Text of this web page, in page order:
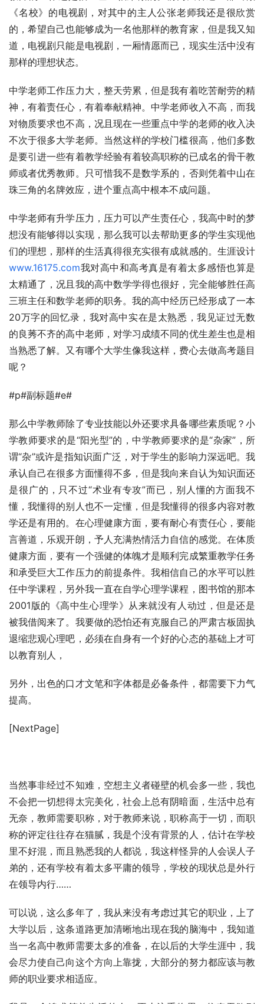
《名校》的电视剧，对其中的主人公张老师我还是很欣赏
的，希望自己也能够成为一名他那样的教育家，但是我又知
道，电视剧只能是电视剧，一厢情愿而已，现实生活中没有
那样的理想状态。
中学老师工作压力大，整天劳累，但是我有着吃苦耐劳的精
神，有着责任心，有着奉献精神。中学老师收入不高，而我
对物质要求也不高，况且现在一些重点中学的老师的收入决
不次于很多大学老师。当然这样的学校门槛很高，他们多数
是要引进一些有着教学经验有着较高职称的已成名的骨干教
师或者优秀教师。只可惜我不是数学系的，否则凭着中山在
珠三角的名牌效应，进个重点高中根本不成问题。
中学老师有升学压力，压力可以产生责任心，我高中时的梦
想没有能够得以实现，那么我可以去帮助更多的学生实现他
们的理想，那样的生活真得很充实很有成就感的。生涯设计
www.16175.com我对高中和高考真是有着太多感悟也算是
太精通了，况且我的高中数学学得也很好，完全能够胜任高
三班主任和数学老师的职务。我的高中经历已经形成了一本
20万字的回忆录，我对高中实在是太熟悉，我见证过无数
的良莠不齐的高中老师，对学习成绩不同的优生差生也是相
当熟悉了解。又有哪个大学生像我这样，费心去做高考题目
呢？
#p#副标题#e#
那么中学教师除了专业技能以外还要求具备哪些素质呢？小
学教师要求的是“阳光型”的，中学教师要求的是“杂家”，所
谓“杂”或许是指知识面广泛，对于学生的影响力深远吧。我
承认自己在很多方面懂得不多，但是我向来自认为知识面还
是很广的，只不过“术业有专攻”而已，别人懂的方面我不
懂，我懂得的别人也不一定懂，但是我懂得的很多内容对教
学还是有用的。在心理健康方面，要有耐心有责任心，要能
言善道，乐观开朗，予人充满热情活力自信的感觉。在体质
健康方面，要有一个强健的体魄才是顺利完成繁重教学任务
和承受巨大工作压力的前提条件。我相信自己的水平可以胜
任中学课程，另外我一直在自学心理学课程，图书馆的那本
2001版的《高中生心理学》从来就没有人动过，但是还是
被我借阅来了。我要做的恐怕还有克服自己的严肃古板固执
退缩悲观心理吧，必须在自身有一个好的心态的基础上才可
以教育别人，
另外，出色的口才文笔和字体都是必备条件，都需要下力气
提高。
[NextPage]
当然事非经过不知难，空想主义者碰壁的机会多一些，我也
不会把一切想得太完美化，社会上总有阴暗面，生活中总有
无奈，教师需要职称，对于教师来说，职称高于一切，而职
称的评定往往存在猫腻，我是个没有背景的人，估计在学校
里不好混，而且熟悉我的人都说，我这样怪异的人会误人子
弟的，还有学校有着太多平庸的领导，学校的现状总是外行
在领导内行……
可以说，这么多年了，我从来没有考虑过其它的职业，上了
大学以后，这条道路更加清晰地出现在我的脑海中，我知道
当一名高中教师需要太多的准备，在以后的大学生涯中，我
会尽力使自己向这个方向上靠拢，大部分的努力都应该与教
师的职业要求相适应。